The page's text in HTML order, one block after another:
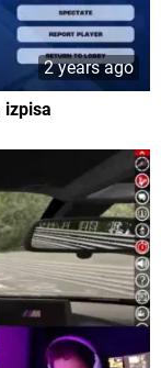
2 years ago
izpisa